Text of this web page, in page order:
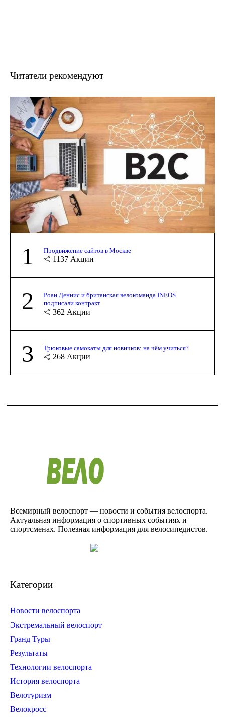
Читатели рекомендуют
1 Продвижение сайтов в Москве
1137 Акции
2
Роан Деннис и британская велокоманда INEOS
подписали контракт
362 Акции
3 Трюковые самокаты для новичков: на чём учиться?
268 Акции
Всемирный велоспорт — новости и события велоспорта.
Актуальная информация о спортивных событиях и
спортсменах. Полезная информация для велосипедистов.
Категории
Новости велоспорта
Экстремальный велоспорт
Гранд Туры
Результаты
Технологии велоспорта
История велоспорта
Велотуризм
Велокросс